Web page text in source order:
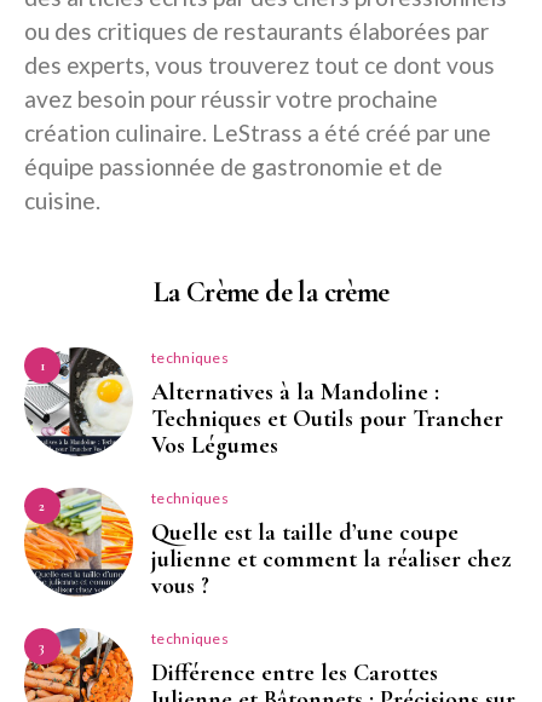
ou des critiques de restaurants élaborées par
des experts, vous trouverez tout ce dont vous
avez besoin pour réussir votre prochaine
création culinaire. LeStrass a été créé par une
équipe passionnée de gastronomie et de
cuisine.
La Crème de la crème
1 techniques
Alternatives à la Mandoline :
Techniques et Outils pour Trancher
Vos Légumes
2 techniques
Quelle est la taille d’une coupe
julienne et comment la réaliser chez
vous ?
3 techniques
Différence entre les Carottes